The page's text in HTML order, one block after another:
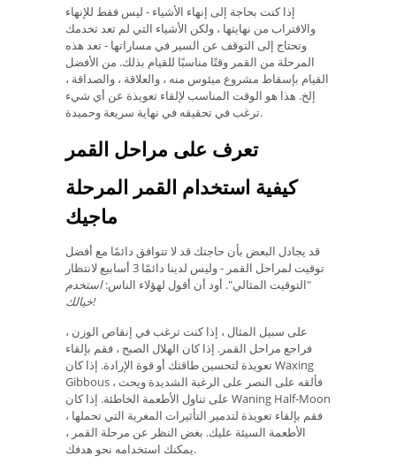
إذا كنت بحاجة إلى إنهاء الأشياء - ليس فقط للإنهاء
والاقتراب من نهايتها ، ولكن الأشياء التي لم تعد تخدمك
وتحتاج إلى التوقف عن السير في مساراتها - تعد هذه
المرحلة من القمر وقتًا مناسبًا للقيام بذلك. من الأفضل
القيام بإسقاط مشروع ميئوس منه ، والعلاقة ، والصداقة ،
إلخ. هذا هو الوقت المناسب لإلقاء تعويذة عن أي شيء
ترغب في تحقيقه في نهاية سريعة وحميدة.
تعرف على مراحل القمر
كيفية استخدام القمر المرحلة
ماجيك
قد يجادل البعض بأن حاجتك قد لا تتوافق دائمًا مع أفضل
توقيت لمراحل القمر - وليس لدينا دائمًا 3 أسابيع لانتظار
"التوقيت المثالي". أود أن أقول لهؤلاء الناس:استخدم
خيالك!
على سبيل المثال ، إذا كنت ترغب في إنقاص الوزن ،
فراجع مراحل القمر. إذا كان الهلال الصبح ، فقم بإلقاء
تعويذة لتحسين طاقتك أو قوة الإرادة. إذا كان Waxing
Gibbous ، فألقه على النصر على الرغبة الشديدة ويحث
على تناول الأطعمة الخاطئة. إذا كان Waning Half-Moon
، فقم بإلقاء تعويذة لتدمير التأثيرات المغرية التي تحملها
الأطعمة السيئة عليك. بغض النظر عن مرحلة القمر ،
يمكنك استخدامه نحو هدفك.